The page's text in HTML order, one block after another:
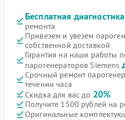
Бесплатная диагностика
ремонта
Привезем и увезем
собственной доставкой
Гарантия на наши работы
парогенераторов Siemens
Срочный ремонт
течении часа
Скидка для вас до 20%
Получите 1500 рублей на
Оригинальные